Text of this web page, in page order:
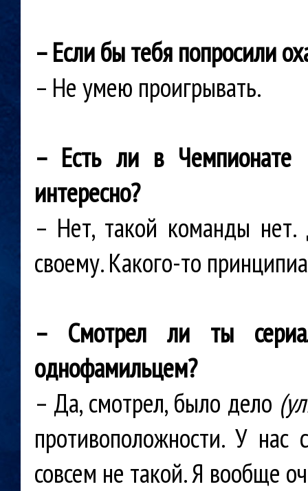
– Если бы тебя попросили
– Не умею проигрывать.
– Есть ли в Чемпионате
интересно?
– Нет, такой команды
своему. Какого-то
– Смотрел ли ты
однофамильцем?
– Да, смотрел, было дело
противоположности. У
совсем не такой. Я вообще